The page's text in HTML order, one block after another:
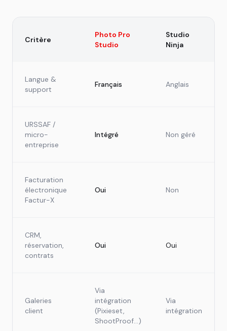
Critère
Photo Pro
Studio
Studio
Ninja
Langue &
support
Français Anglais
URSSAF /
micro-
entreprise
Intégré Non géré
Facturation
électronique
Factur-X
Oui Non
CRM,
réservation,
contrats
Oui Oui
Galeries
client
Via
intégration
(Pixieset,
ShootProof…)
Via
intégration